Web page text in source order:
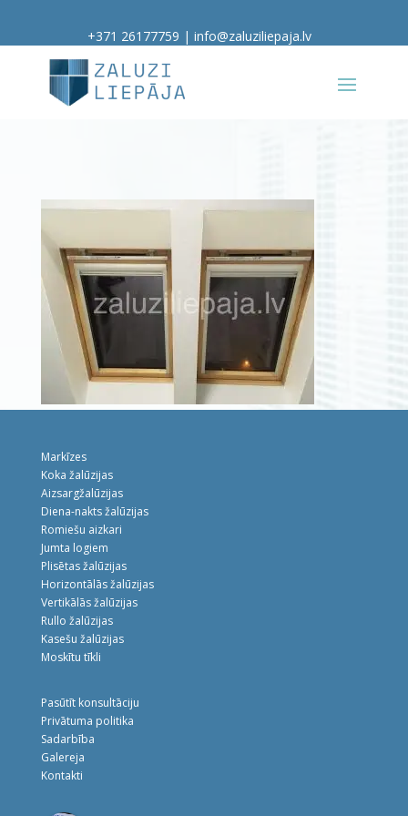
+371 26177759 | info@zaluziliepaja.lv
Markīzes
Koka žalūzijas
Aizsargžalūzijas
Diena-nakts žalūzijas
Romiešu aizkari
Jumta logiem
Plisētas žalūzijas
Horizontālās žalūzijas
Vertikālās žalūzijas
Rullo žalūzijas
Kasešu žalūzijas
Moskītu tīkli
Pasūtīt konsultāciju
Privātuma politika
Sadarbība
Galereja
Kontakti